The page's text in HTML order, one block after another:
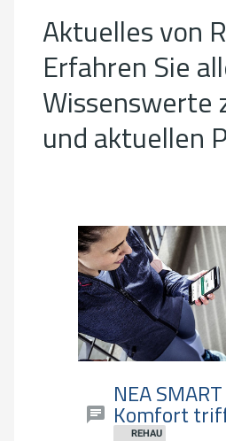
Aktuelles von
Erfahren Sie
Wissenswerte
und aktuellen
REHAU
NEA
Komfort